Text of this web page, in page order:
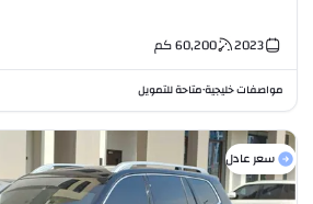
2023
60,200كم
مواصفات خليجية•متاحة للتمويل
سعر عادل